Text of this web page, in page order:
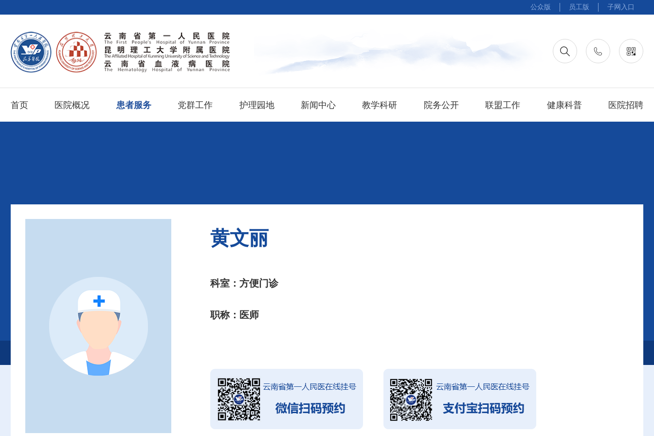
公众版 员工版 子网入口
首页 医院概况 患者服务 党群工作 护理园地 新闻中心 教学科研 院务公开 联盟工作 健康科普 医院招聘
就诊服务 专家介绍
黄文丽
科室：方便门诊
职称：医师